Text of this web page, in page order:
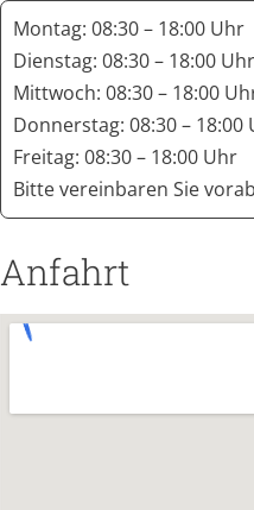
Montag: 08:30 – 18:00 Uhr
Dienstag: 08:30 – 18:00 Uhr
Mittwoch: 08:30 – 18:00
Donnerstag: 08:30 – 18:00
Freitag: 08:30 – 18:00 Uhr
Bitte vereinbaren Sie
Anfahrt